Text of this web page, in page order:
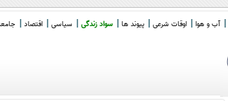
آب و هوا اوقات شرعی پیوند ها سواد زندگی سیاسی اقتصاد